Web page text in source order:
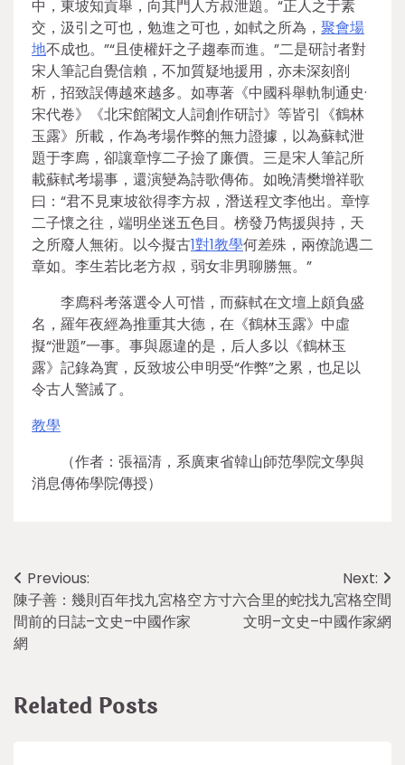
中，東坡知貢舉，向其門人方叔泄題。“正人之于素
交，汲引之可也，勉進之可也，如軾之所為， 聚會場
地不成也。”“且使權奸之子趨奉而進。”二是研討者對
宋人筆記自覺信賴，不加質疑地援用，亦未深刻剖
析，招致誤傳越來越多。如專著《中國科舉軌制通史·
宋代卷》《北宋館閣文人詞創作研討》等皆引《鶴林
玉露》所載，作為考場作弊的無力證據，以為蘇軾泄
題于李廌，卻讓章惇二子撿了廉價。三是宋人筆記所
載蘇軾考場事，還演變為詩歌傳佈。如晚清樊增祥歌
曰：“君不見東坡欲得李方叔，潛送程文李他出。章惇
二子懷之往，端明坐迷五色目。榜發乃雋援與持，天
之所廢人無術。以今擬古1對1教學何差殊，兩僚詭遇二
章如。李生若比老方叔，弱女非男聊勝無。”
李廌科考落選令人可惜，而蘇軾在文壇上頗負盛
名，羅年夜經為推重其大德，在《鶴林玉露》中虛
擬“泄題”一事。事與愿違的是，后人多以《鶴林玉
露》記錄為實，反致坡公申明受“作弊”之累，也足以
令古人警誡了。
教學
（作者：張福清，系廣東省韓山師范學院文學與
消息傳佈學院傳授）
Post
navigation
Previous:
陳子善：幾則百年找九宮格空
間前的日誌–文史–中國作家
網
Next:
方寸六合里的蛇找九宮格空間
文明–文史–中國作家網
Related Posts